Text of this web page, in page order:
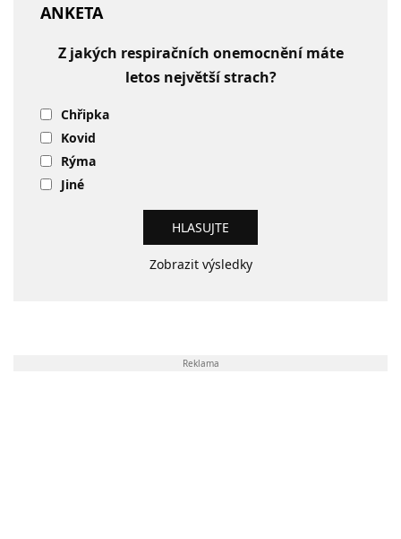
ANKETA
Z jakých respiračních onemocnění máte
letos největší strach?
Chřipka
Kovid
Rýma
Jiné
Zobrazit výsledky
Reklama